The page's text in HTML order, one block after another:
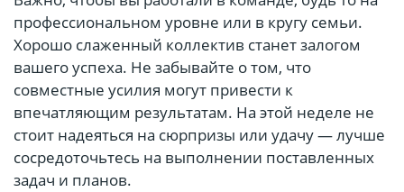
профессиональном уровне или в кругу семьи.
Хорошо слаженный коллектив станет залогом
вашего успеха. Не забывайте о том, что
совместные усилия могут привести к
впечатляющим результатам. На этой неделе не
стоит надеяться на сюрпризы или удачу — лучше
сосредоточьтесь на выполнении поставленных
задач и планов.